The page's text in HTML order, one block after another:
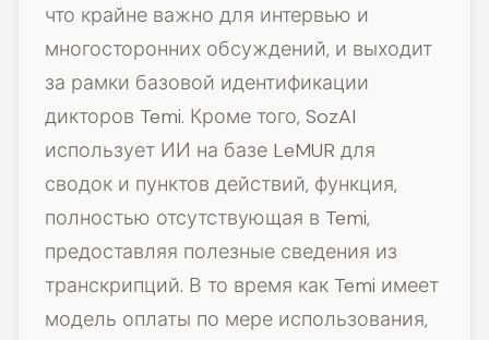
что крайне важно для интервью и
многосторонних обсуждений, и выходит
за рамки базовой идентификации
дикторов Temi. Кроме того, SozAI
использует ИИ на базе LeMUR для
сводок и пунктов действий, функция,
полностью отсутствующая в Temi,
предоставляя полезные сведения из
транскрипций. В то время как Temi имеет
модель оплаты по мере использования,